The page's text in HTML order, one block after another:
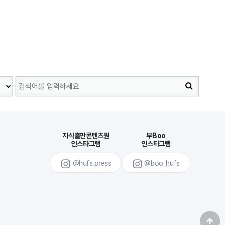
지식출판콘텐츠원
인스타그램
@hufs.press
부Boo
인스타그램
@boo_hufs